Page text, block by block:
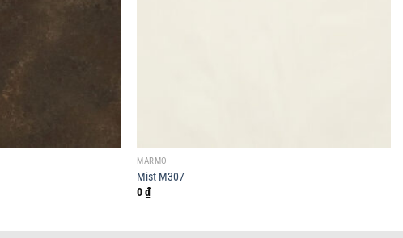
MARMO
Mist M307
0₫